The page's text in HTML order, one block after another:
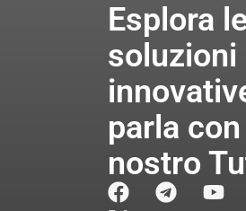
Esplora
soluzioni
parla
nostro